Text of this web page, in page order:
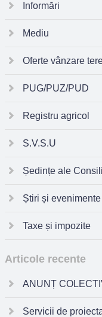
Informări
Mediu
Oferte vânzare
PUG/PUZ/PUD
Registru agricol
S.V.S.U
Ședințe ale
Știri și evenimente
Taxe și impozite
Articole recente
ANUNȚ
Servicii de